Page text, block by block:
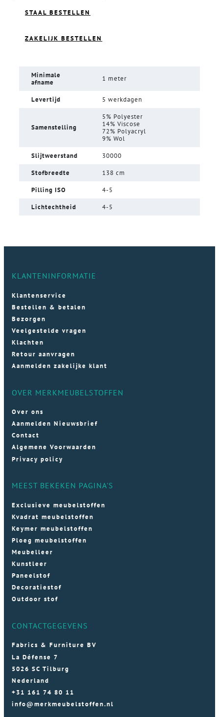
STAAL BESTELLEN
ZAKELIJK BESTELLEN
Minimale
afname
1 meter
Levertijd 5 werkdagen
Samenstelling
5% Polyester
14% Viscose
72% Polyacryl
9% Wol
Slijtweerstand 30000
Stofbreedte 138 cm
Pilling ISO 4-5
Lichtechtheid 4-5
KLANTENINFORMATIE
Klantenservice
Bestellen & betalen
Bezorgen
Veelgestelde vragen
Klachten
Retour aanvragen
Aanmelden zakelijke klant
OVER MERKMEUBELSTOFFEN
Over ons
Aanmelden Nieuwsbrief
Contact
Algemene Voorwaarden
Privacy policy
MEEST BEKEKEN PAGINA'S
Exclusieve meubelstoffen
Kvadrat meubelstoffen
Keymer meubelstoffen
Ploeg meubelstoffen
Meubelleer
Kunstleer
Paneelstof
Decoratiestof
Outdoor stof
CONTACTGEGEVENS
Fabrics & Furniture BV
La Défense 7
5026 SC Tilburg
Nederland
+31 161 74 80 11
info@merkmeubelstoffen.nl